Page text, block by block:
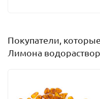
Покупатели,
Лимона